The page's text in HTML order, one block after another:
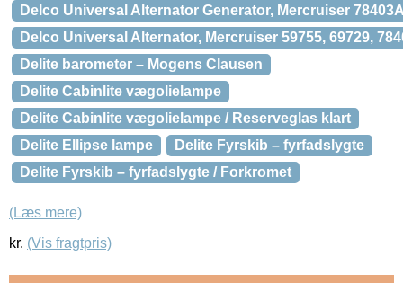
Delco Universal Alternator Generator, Mercruiser
Delco Universal Alternator, Mercruiser 59755, 69729,
Delite barometer – Mogens Clausen
Delite Cabinlite vægolielampe
Delite Cabinlite vægolielampe / Reserveglas klart
Delite Ellipse lampe
Delite Fyrskib – fyrfadslygte
Delite Fyrskib – fyrfadslygte / Forkromet
(Læs mere)
kr. (Vis fragtpris)